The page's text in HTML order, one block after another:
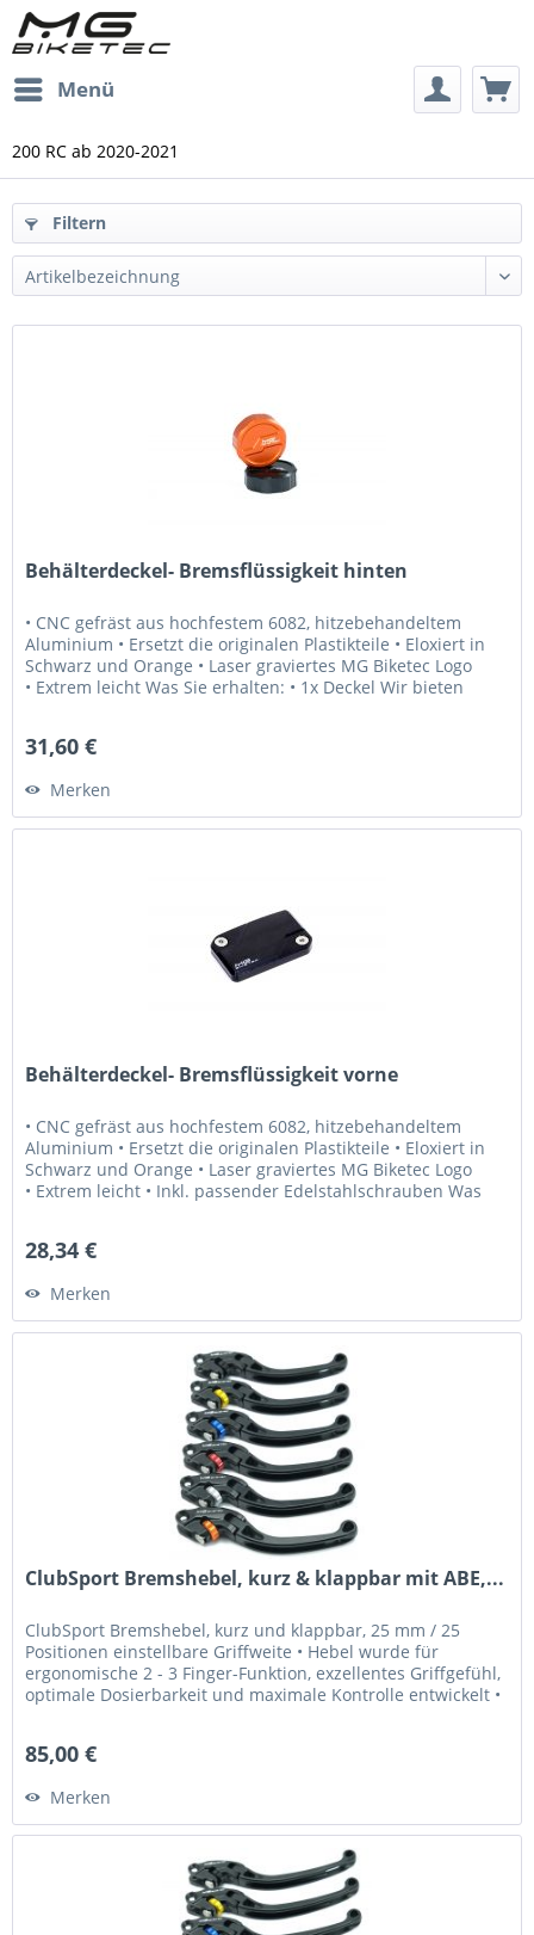
Menü
200 RC ab 2020-2021
Filtern
Behälterdeckel- Bremsflüssigkeit hinten
• CNC gefräst aus hochfestem 6082, hitzebehandeltem
Aluminium • Ersetzt die originalen Plastikteile • Eloxiert in
Schwarz und Orange • Laser graviertes MG Biketec Logo
• Extrem leicht Was Sie erhalten: • 1x Deckel Wir bieten
31,60 €
Merken
Behälterdeckel- Bremsflüssigkeit vorne
• CNC gefräst aus hochfestem 6082, hitzebehandeltem
Aluminium • Ersetzt die originalen Plastikteile • Eloxiert in
Schwarz und Orange • Laser graviertes MG Biketec Logo
• Extrem leicht • Inkl. passender Edelstahlschrauben Was
28,34 €
Merken
ClubSport Bremshebel, kurz & klappbar mit ABE,...
ClubSport Bremshebel, kurz und klappbar, 25 mm / 25
Positionen einstellbare Griffweite • Hebel wurde für
ergonomische 2 - 3 Finger-Funktion, exzellentes Griffgefühl,
optimale Dosierbarkeit und maximale Kontrolle entwickelt •
85,00 €
Merken